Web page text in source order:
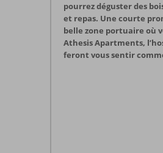
pourrez déguster des
et repas. Une courte
belle zone portuaire où
Athesis Apartments,
feront vous sentir